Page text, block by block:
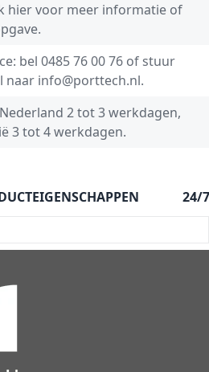
hier voor meer informatie of
bel 0485 76 00 76 of stuur
naar info@porttech.nl.
2 tot 3 werkdagen,
3 tot 4 werkdagen.
24/